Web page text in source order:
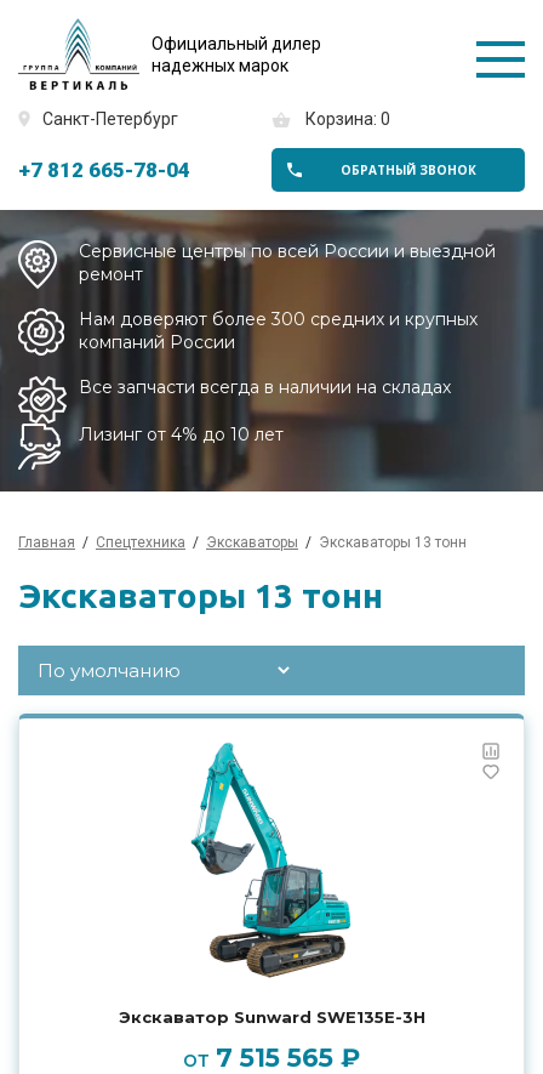
Официальный дилер
надежных марок
Санкт-Петербург Корзина: 0
+7 812 665-78-04 ОБРАТНЫЙ ЗВОНОК
Сервисные центры по всей России и выездной
ремонт
Нам доверяют более 300 средних и крупных
компаний России
Все запчасти всегда в наличии на складах
Лизинг от 4% до 10 лет
Главная Спецтехника Экскаваторы Экскаваторы 13 тонн
Экскаваторы 13 тонн
Экскаватор Sunward SWE135E-3H
от 7 515 565 ₽